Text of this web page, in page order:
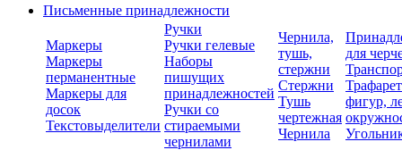
Письменные принадлежности
Маркеры
Маркеры
перманентные
Маркеры для
досок
Текстовыделители
Ручки
Ручки гелевые
Наборы
пишущих
принадлежностей
Ручки со
стираемыми
чернилами
Чернила,
тушь,
стержни
Стержни
Тушь
чертежная
Чернила
для
фигур,